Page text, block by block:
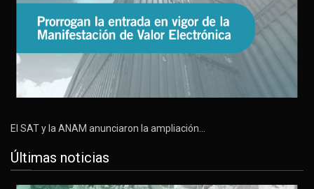
El SAT y la ANAM anunciaron la ampliación…
Últimas noticias